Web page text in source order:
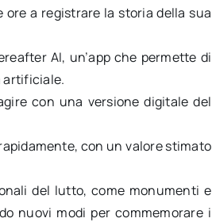
a registrare la storia della sua
AI, un’app che permette di
artificiale.
con una versione digitale del
con un valore stimato
del lutto, come monumenti e
nuovi modi per commemorare i